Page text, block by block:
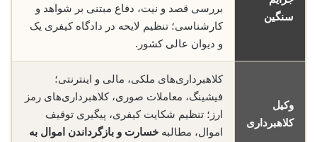
سنگین
بررسی قصد و نیت، دفاع مبتنی بر شواهد و
کارشناسی؛ تنظیم لایحه در دادگاه کیفری یک
و دیوان عالی کشور.
وکیل
کلاهبرداری
کلاهبرداری‌های ملکی، مالی و اینترنتی؛
فیشینگ، معاملات صوری، کلاهبرداری‌های رمز
ارز؛ تنظیم شکایت کیفری، پیگیری توقیف
اموال، مطالبه خسارت و بازگرداندن اموال به